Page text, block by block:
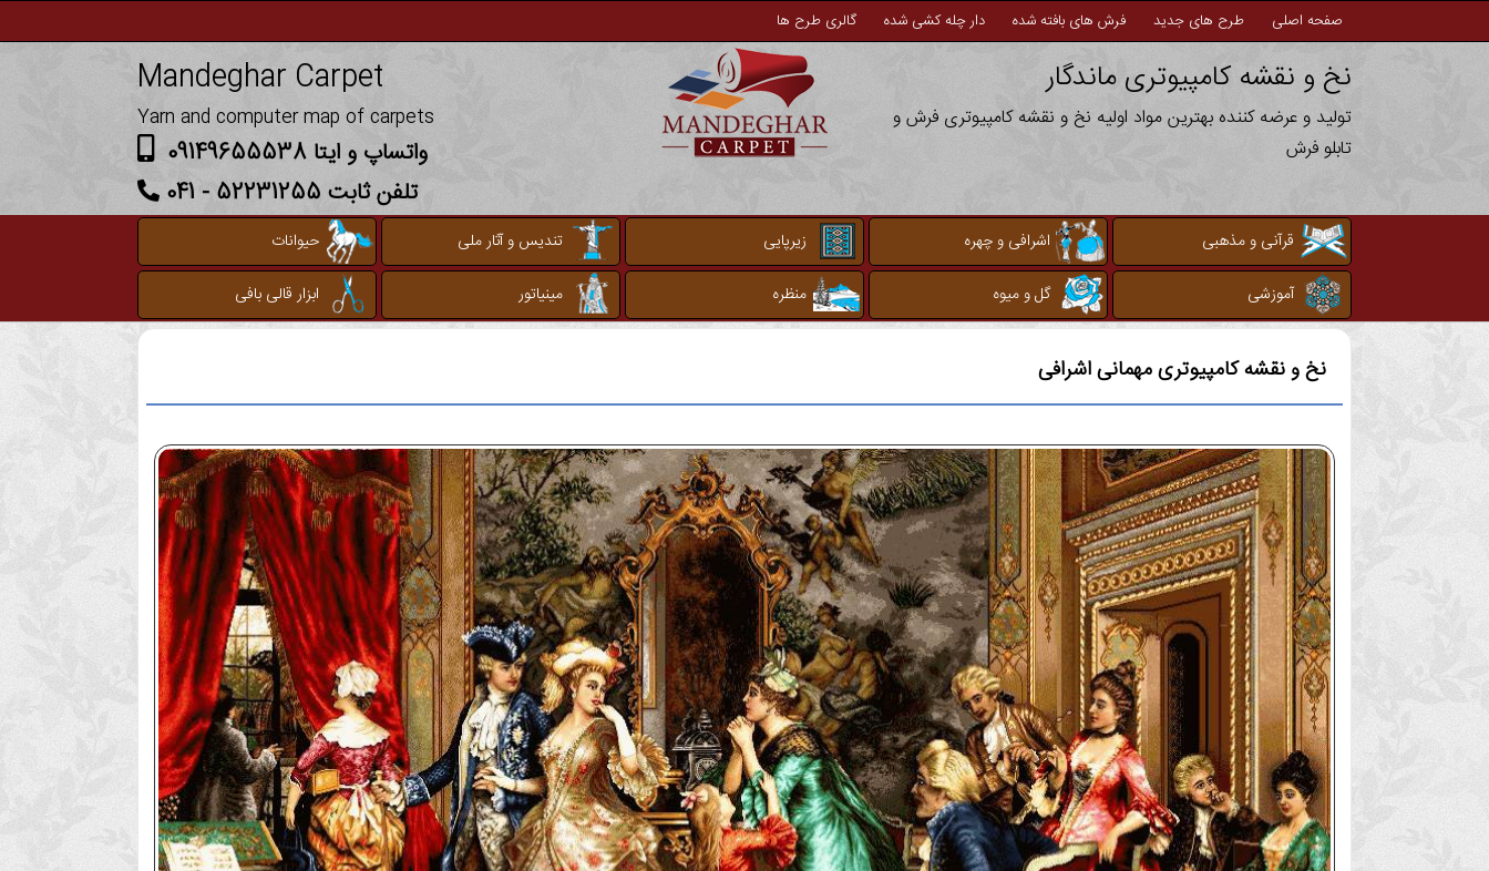
صفحه اصلی طرح های جدید فرش های بافته شده دار چله کشی شده گالری طرح ها
نخ و نقشه کامپیوتری ماندگار
تولید و عرضه کننده بهترین مواد اولیه نخ و نقشه کامپیوتری فرش و
تابلو فرش
Mandeghar Carpet
Yarn and computer map of carpets
واتساپ و ایتا 09149655538
تلفن ثابت 52231255 - 041
قرآنی و مذهبی اشرافی و چهره زیرپایی تندیس و آثار ملی
حیوانات
آموزشی
گل و میوه منظره مینیاتور ابزار قالی بافی
نخ و نقشه کامپیوتریمهمانی اشرافی